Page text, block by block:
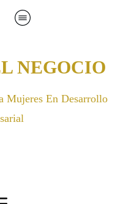
NEGOCIO
Mujeres En Desarrollo